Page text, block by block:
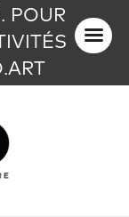
POUR